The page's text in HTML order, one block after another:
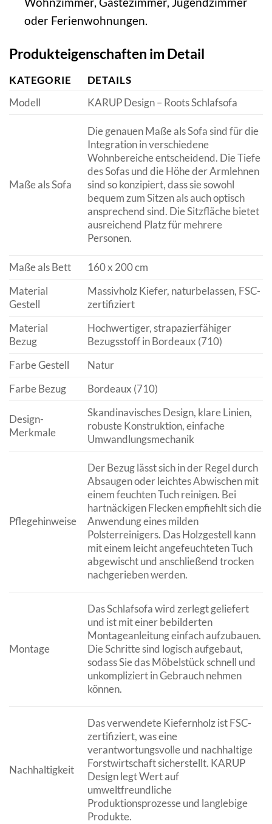
oder Ferienwohnungen.
Produkteigenschaften im Detail
KATEGORIE
DETAILS
Modell
KARUP Design – Roots Schlafsofa
Maße als Sofa
Die genauen Maße als Sofa sind für die
Integration in verschiedene
Wohnbereiche entscheidend. Die Tiefe
des Sofas und die Höhe der Armlehnen
sind so konzipiert, dass sie sowohl
bequem zum Sitzen als auch optisch
ansprechend sind. Die Sitzfläche bietet
ausreichend Platz für mehrere
Personen.
Maße als Bett
160 x 200 cm
Material
Gestell
Massivholz Kiefer, naturbelassen, FSC-
zertifiziert
Material
Bezug
Hochwertiger, strapazierfähiger
Bezugsstoff in Bordeaux (710)
Farbe Gestell
Natur
Farbe Bezug
Bordeaux (710)
Design-
Merkmale
Skandinavisches Design, klare Linien,
robuste Konstruktion, einfache
Umwandlungsmechanik
Pflegehinweise
Der Bezug lässt sich in der Regel durch
Absaugen oder leichtes Abwischen mit
einem feuchten Tuch reinigen. Bei
hartnäckigen Flecken empfiehlt sich die
Anwendung eines milden
Polsterreinigers. Das Holzgestell kann
mit einem leicht angefeuchteten Tuch
abgewischt und anschließend trocken
nachgerieben werden.
Montage
Das Schlafsofa wird zerlegt geliefert
und ist mit einer bebilderten
Montageanleitung einfach aufzubauen.
Die Schritte sind logisch aufgebaut,
sodass Sie das Möbelstück schnell und
unkompliziert in Gebrauch nehmen
können.
Nachhaltigkeit
Das verwendete Kiefernholz ist FSC-
zertifiziert, was eine
verantwortungsvolle und nachhaltige
Forstwirtschaft sicherstellt. KARUP
Design legt Wert auf
umweltfreundliche
Produktionsprozesse und langlebige
Produkte.